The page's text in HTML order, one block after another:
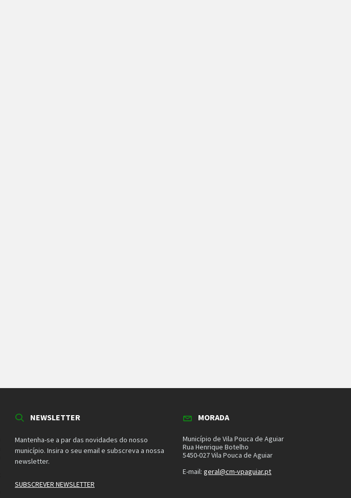
NEWSLETTER
Mantenha-se a par das novidades do nosso
município. Insira o seu email e subscreva a nossa
newsletter.
SUBSCREVER NEWSLETTER
MORADA
Município de Vila Pouca de Aguiar
Rua Henrique Botelho
5450-027 Vila Pouca de Aguiar
E-mail:geral@cm-vpaguiar.pt